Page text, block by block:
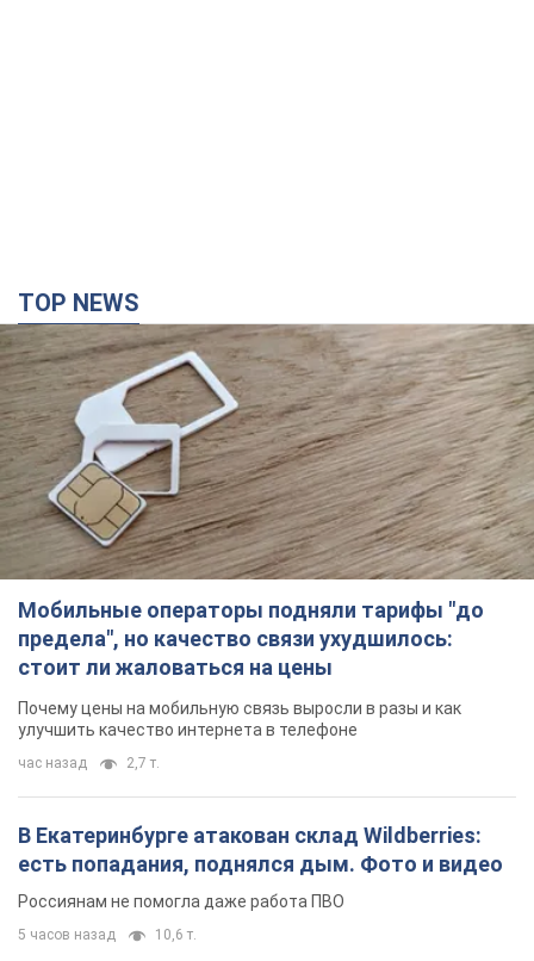
TOP NEWS
Мобильные операторы подняли тарифы "до
предела", но качество связи ухудшилось:
стоит ли жаловаться на цены
Почему цены на мобильную связь выросли в разы и как
улучшить качество интернета в телефоне
час назад 2,7 т.
В Екатеринбурге атакован склад Wildberries:
есть попадания, поднялся дым. Фото и видео
Россиянам не помогла даже работа ПВО
5 часов назад 10,6 т.